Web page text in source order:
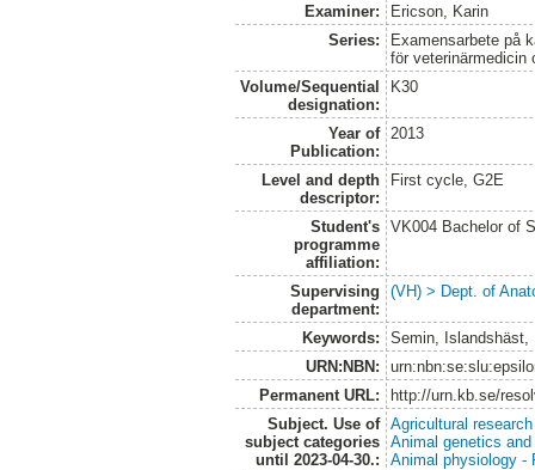
Examiner:
Ericson, Karin
Series:
Examensarbete på
för veterinärmedicin
Volume/Sequential
designation:
K30
Year of
Publication:
2013
Level and depth
descriptor:
First cycle, G2E
Student's
programme
affiliation:
VK004 Bachelor of
Supervising
department:
(VH) > Dept. of
Keywords:
Semin, Islandshäst,
URN:NBN:
Permanent URL:
http://urn.kb.se/
Subject. Use of
subject categories
until 2023-04-30.:
Agricultural research
Animal genetics and
Animal physiology -